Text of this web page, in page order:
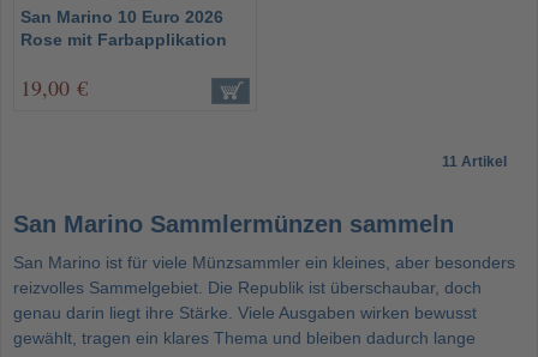
San Marino 10 Euro 2026
Rose mit Farbapplikation
19,00 €
11 Artikel
San Marino Sammlermünzen sammeln
San Marino ist für viele Münzsammler ein kleines, aber besonders
reizvolles Sammelgebiet. Die Republik ist überschaubar, doch
genau darin liegt ihre Stärke. Viele Ausgaben wirken bewusst
gewählt, tragen ein klares Thema und bleiben dadurch lange